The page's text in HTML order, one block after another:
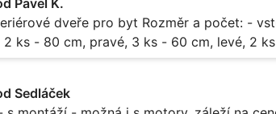
Pavel K.
80 cm, pravé, 3 ks - 60 cm, levé, 2 ks Lokalita: -
Sedláček